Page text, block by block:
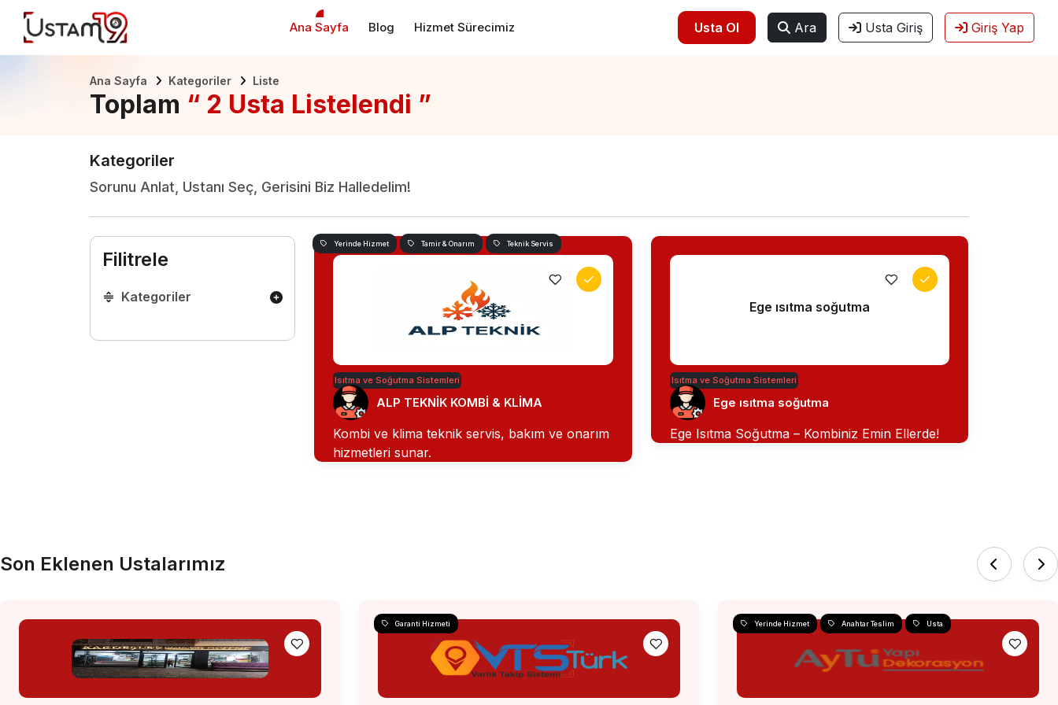
Ana Sayfa Blog Hizmet Sürecimiz Usta Ol Ara Usta Giriş Giriş Yap
Ana Sayfa Kategoriler Liste
Toplam “ 2 Usta Listelendi ”
Kategoriler
Sorunu Anlat, Ustanı Seç, Gerisini Biz Halledelim!
Filitrele
Kategoriler
Yerinde Hizmet Tamir & Onarım Teknik Servis
Isıtma ve Soğutma Sistemleri
ALP TEKNİK KOMBİ & KLİMA
Kombi ve klima teknik servis, bakım ve onarım
hizmetleri sunar.
Ege ısıtma soğutma
Isıtma ve Soğutma Sistemleri
Ege ısıtma soğutma
Ege Isıtma Soğutma – Kombiniz Emin Ellerde!
Son Eklenen Ustalarımız
Garanti Hizmeti Yerinde Hizmet Anahtar Teslim Usta